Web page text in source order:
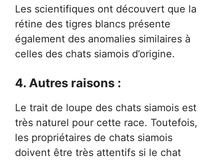
Les scientifiques ont découvert que la
rétine des tigres blancs présente
également des anomalies similaires à
celles des chats siamois d’origine.
4. Autres raisons :
Le trait de loupe des chats siamois est
très naturel pour cette race. Toutefois,
les propriétaires de chats siamois
doivent être très attentifs si le chat